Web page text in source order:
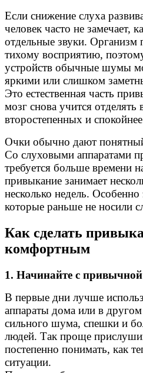
Если снижение слуха
человек часто не замечает,
отдельные звуки. Организм
тихому восприятию,
устройств обычные шумы
яркими или слишком
Это естественная часть
мозг снова учится отделять
второстепенных и
Очки обычно дают понятный
Со слуховыми аппаратами
требуется больше времени
привыкание занимает
несколько недель. Особенно
которые раньше не носили
Как сделать
комфортным
1. Начинайте с
В первые дни лучше
аппараты дома или в
сильного шума, спешки и
людей. Так проще
постепенно понимать, как
ситуации.